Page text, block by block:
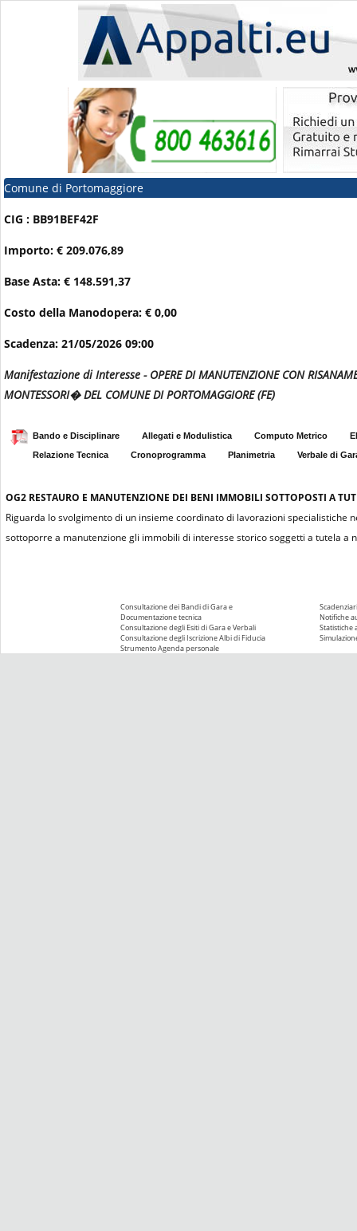
Comune di Portomaggiore
CIG : BB91BEF42F
Importo: € 209.076,89
Base Asta: € 148.591,37
Costo della Manodopera: € 0,00
Scadenza: 21/05/2026 09:00
Manifestazione di Interesse - OPERE DI MANUTENZIONE CON
MONTESSORI� DEL COMUNE DI PORTOMAGGIORE (FE)
Bando e Disciplinare Allegati e Modulistica Computo Metrico
Relazione Tecnica
Cronoprogramma Planimetria Verbale di
OG2 RESTAURO E MANUTENZIONE DEI BENI IMMOBILI SOTTOPOSTI A
Riguarda lo svolgimento di un insieme coordinato di lavorazioni
sottoporre a manutenzione gli immobili di interesse storico soggetti a tutela
Consultazione dei Bandi di Gara e
Documentazione tecnica
Consultazione degli Esiti di Gara e Verbali
Consultazione degli Iscrizione Albi di Fiducia
Strumento Agenda personale
Notifiche
Statistiche